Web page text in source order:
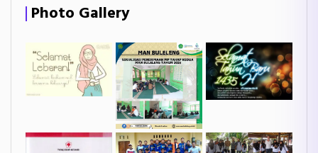
Photo Gallery